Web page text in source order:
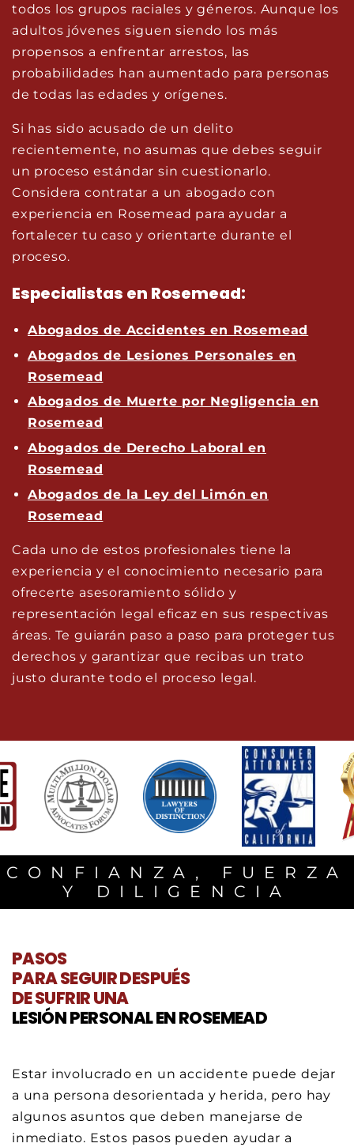
todos los grupos raciales y géneros. Aunque los
adultos jóvenes siguen siendo los más
propensos a enfrentar arrestos, las
probabilidades han aumentado para personas
de todas las edades y orígenes.
Si has sido acusado de un delito
recientemente, no asumas que debes seguir
un proceso estándar sin cuestionarlo.
Considera contratar a un abogado con
experiencia en Rosemead para ayudar a
fortalecer tu caso y orientarte durante el
proceso.
Especialistas en Rosemead:
Abogados de Accidentes en Rosemead
Abogados de Lesiones Personales en
Rosemead
Abogados de Muerte por Negligencia en
Rosemead
Abogados de Derecho Laboral en
Rosemead
Abogados de la Ley del Limón en
Rosemead
Cada uno de estos profesionales tiene la
experiencia y el conocimiento necesario para
ofrecerte asesoramiento sólido y
representación legal eficaz en sus respectivas
áreas. Te guiarán paso a paso para proteger tus
derechos y garantizar que recibas un trato
justo durante todo el proceso legal.
CONFIANZA, FUERZA
Y DILIGENCIA
PASOS
PARA SEGUIR DESPUÉS
DE SUFRIR UNA
LESIÓN PERSONAL EN ROSEMEAD
Estar involucrado en un accidente puede dejar
a una persona desorientada y herida, pero hay
algunos asuntos que deben manejarse de
inmediato. Estos pasos pueden ayudar a